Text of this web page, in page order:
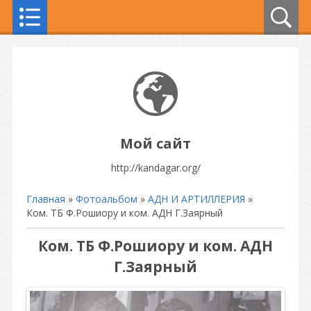
Мой сайт
http://kandagar.org/
Главная » Фотоальбом » АДН И АРТИЛЛЕРИЯ »
Ком. ТБ Ф.Рошиору и ком. АДН Г.Заярный
Ком. ТБ Ф.Рошиору и ком. АДН
Г.Заярный